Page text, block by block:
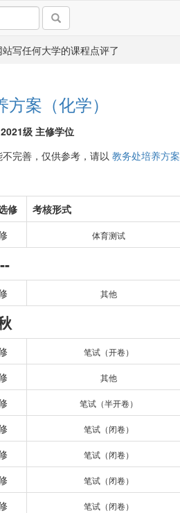
站写任何大学的课程点评了
案（化学）
级 主修学位
完善，仅供参考，请以 教务处培养方案
修 考核形式
体育测试
其他
笔试（开卷）
其他
笔试（半开卷）
笔试（闭卷）
笔试（闭卷）
笔试（闭卷）
笔试（闭卷）